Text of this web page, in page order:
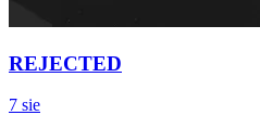
REJECTED
7 sie